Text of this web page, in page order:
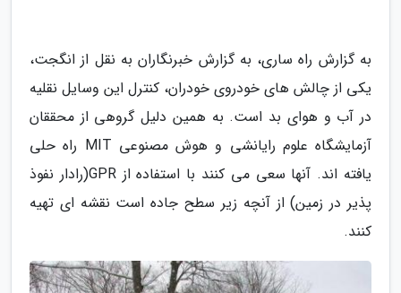
به گزارش راه ساری، به گزارش خبرنگاران به نقل از انگجت،
یکی از چالش های خودروی خودران، کنترل این وسایل نقلیه
در آب و هوای بد است. به همین دلیل گروهی از محققان
آزمایشگاه علوم رایانشی و هوش مصنوعی MIT راه حلی
یافته اند. آنها سعی می کنند با استفاده از GPR(رادار نفوذ
پذیر در زمین) از آنچه زیر سطح جاده است نقشه ای تهیه
کنند.